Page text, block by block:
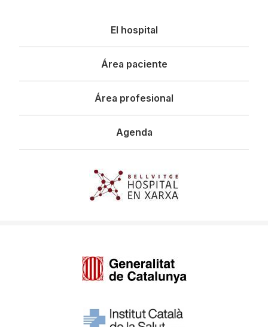
principal
El hospital
Área paciente
Área profesional
Agenda